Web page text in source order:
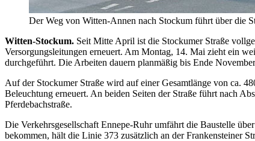
Der Weg von Witten-Annen nach Stockum führt über die
Witten-Stockum. Seit Mitte April ist die Stockumer Straße
Versorgungsleitungen erneuert. Am Montag, 14. Mai zieht ein
durchgeführt. Die Arbeiten dauern planmäßig bis Ende
Auf der Stockumer Straße wird auf einer Gesamtlänge von ca.
Beleuchtung erneuert. An beiden Seiten der Straße führt nach
Pferdebachstraße.
Die Verkehrsgesellschaft Ennepe-Ruhr umfährt die Baustelle
bekommen, hält die Linie 373 zusätzlich an der Frankensteiner